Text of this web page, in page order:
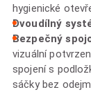
hygienické
Dvoudílný
Bezpečný
vizuální
spojení s
sáčky bez